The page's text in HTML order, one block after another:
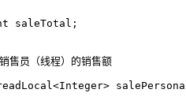
saleTotal;
员（线程）的销售额